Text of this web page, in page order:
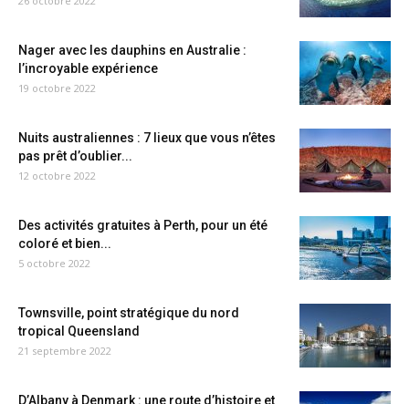
Nager avec les dauphins en Australie :
l’incroyable expérience
19 octobre 2022
Nuits australiennes : 7 lieux que vous n’êtes
pas prêt d’oublier...
12 octobre 2022
Des activités gratuites à Perth, pour un été
coloré et bien...
5 octobre 2022
Townsville, point stratégique du nord
tropical Queensland
21 septembre 2022
D’Albany à Denmark : une route d’histoire et